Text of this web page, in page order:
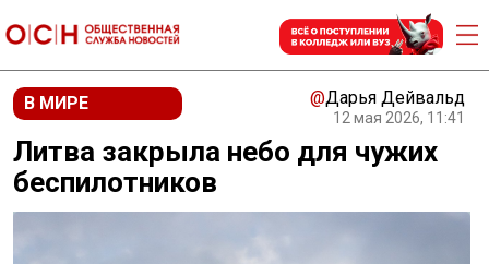
В МИРЕ @Дарья Дейвальд
12 мая 2026, 11:41
Литва закрыла небо для чужих
беспилотников